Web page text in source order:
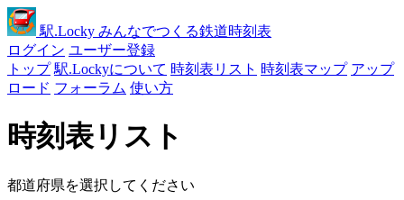
駅.Locky みんなでつくる鉄道時刻表
ログイン ユーザー登録
トップ 駅.Lockyについて 時刻表リスト 時刻表マップ アップ
ロード フォーラム 使い方
時刻表リスト
都道府県を選択してください